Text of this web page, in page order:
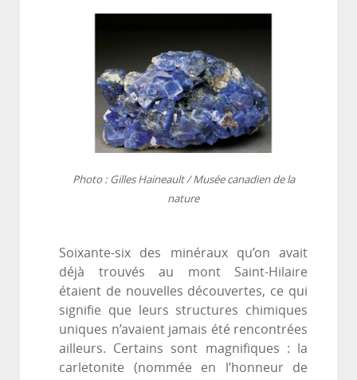
Photo : Gilles Haineault / Musée canadien de la
nature
Soixante-six des minéraux qu’on avait
déjà trouvés au mont Saint-Hilaire
étaient de nouvelles découvertes, ce qui
signifie que leurs structures chimiques
uniques n’avaient jamais été rencontrées
ailleurs. Certains sont magnifiques : la
carletonite (nommée en l’honneur de